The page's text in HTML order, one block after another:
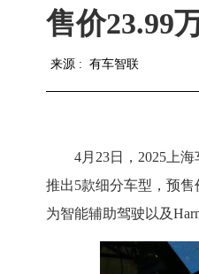
售价23.99
来源 : 有车智联
4月23日，2025上
推出5款细分车型，预售
为智能辅助驾驶以及